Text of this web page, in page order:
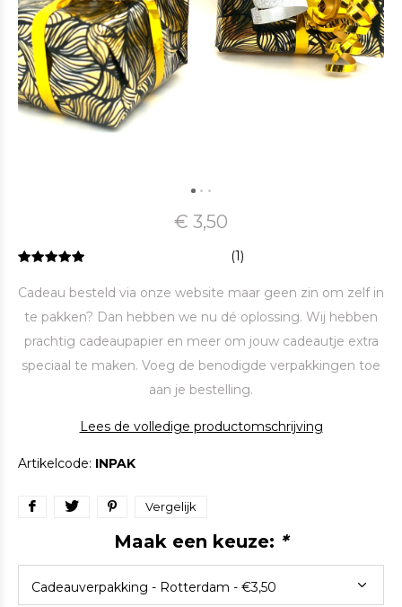
€ 3,50
(1)
Cadeau besteld via onze website maar geen zin om zelf in
te pakken? Dan hebben we nu dé oplossing. Wij hebben
prachtig cadeaupapier en meer om jouw cadeautje extra
speciaal te maken. Voeg de benodigde verpakkingen toe
aan je bestelling.
Lees de volledige productomschrijving
Artikelcode: INPAK
Vergelijk
Maak een keuze: *